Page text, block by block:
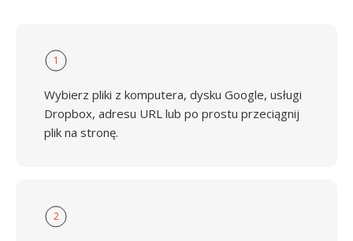
1
Wybierz pliki z komputera, dysku Google, usługi
Dropbox, adresu URL lub po prostu przeciągnij
plik na stronę.
2